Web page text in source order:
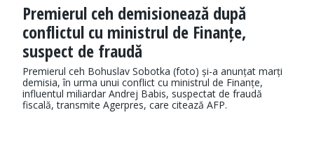
Premierul ceh demisionează după
conflictul cu ministrul de Finanțe,
suspect de fraudă
Premierul ceh Bohuslav Sobotka (foto) și-a anunțat marți
demisia, în urma unui conflict cu ministrul de Finanțe,
influentul miliardar Andrej Babis, suspectat de fraudă
fiscală, transmite Agerpres, care citează AFP.